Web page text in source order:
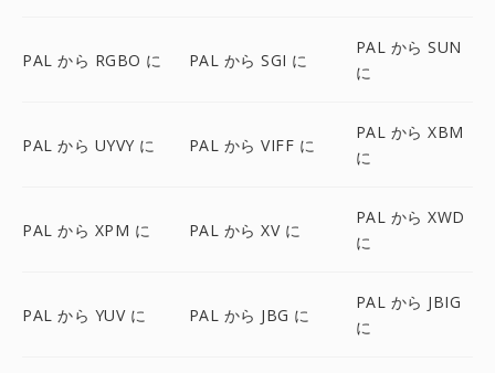
PAL から RGBO に PAL から SGI に
PAL から SUN
に
PAL から UYVY に PAL から VIFF に
PAL から XBM
に
PAL から XPM に PAL から XV に
PAL から XWD
に
PAL から YUV に PAL から JBG に
PAL から JBIG
に